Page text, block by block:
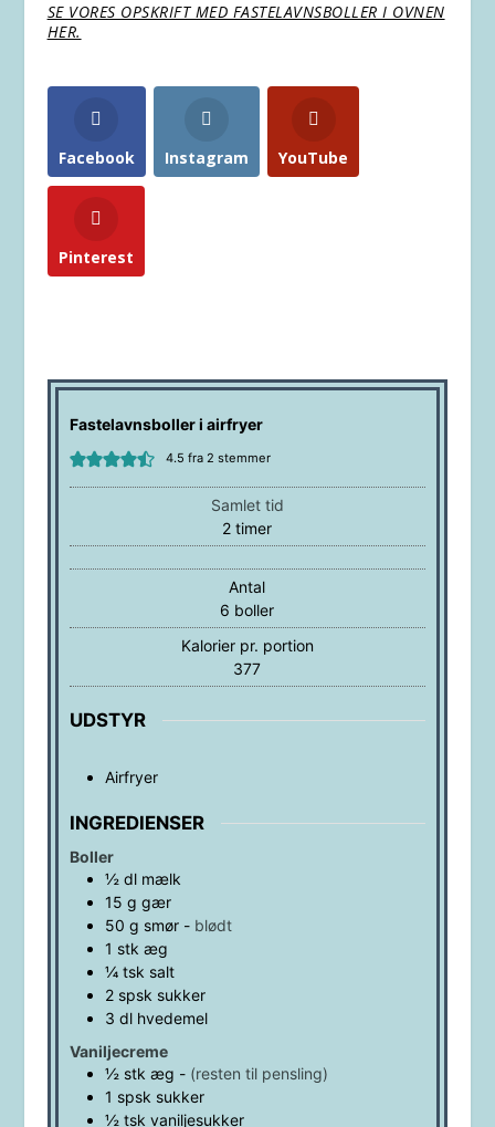
SE VORES OPSKRIFT MED FASTELAVNSBOLLER I OVNEN
HER.
Facebook Instagram YouTube
Pinterest
Fastelavnsboller i airfryer
4.5 fra 2 stemmer
Samlet tid
2timer
timer
Antal
6 boller
Kalorier pr. portion
377
UDSTYR
Airfryer
INGREDIENSER
Boller
½ dl mælk
15 g gær
50 g smør- blødt
1 stk æg
¼ tsk salt
2 spsk sukker
3 dl hvedemel
Vaniljecreme
½ stk æg - (resten til pensling)
1 spsk sukker
½ tsk vaniljesukker